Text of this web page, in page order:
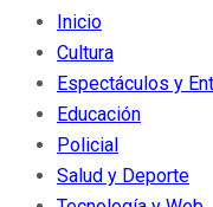
Inicio
Cultura
Espectáculos y
Educación
Policial
Salud y Deporte